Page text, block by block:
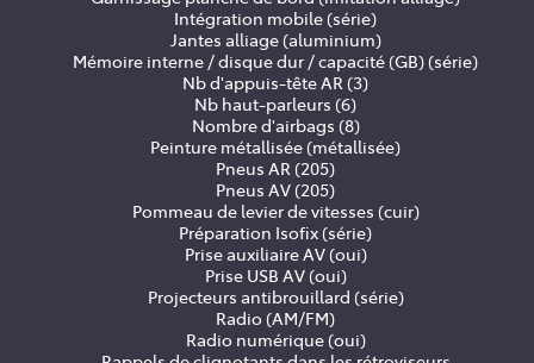
Intégration mobile (série)
Jantes alliage (aluminium)
Mémoire interne / disque dur / capacité (GB) (série)
Nb d'appuis-tête AR (3)
Nb haut-parleurs (6)
Nombre d'airbags (8)
Peinture métallisée (métallisée)
Pneus AR (205)
Pneus AV (205)
Pommeau de levier de vitesses (cuir)
Préparation Isofix (série)
Prise auxiliaire AV (oui)
Prise USB AV (oui)
Projecteurs antibrouillard (série)
Radio (AM/FM)
Radio numérique (oui)